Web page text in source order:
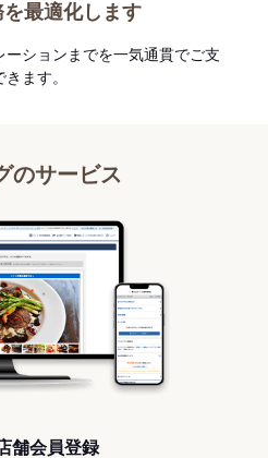
最適化します
ションまでを一気通貫でご支
ます。
のサービス
舗会員登録